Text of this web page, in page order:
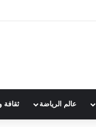
عالم الرياضة ثقافة